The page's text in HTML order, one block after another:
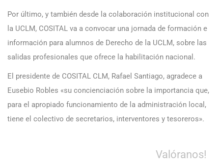
Por último, y también desde la colaboración institucional con
la UCLM, COSITAL va a convocar una jornada de formación e
información para alumnos de Derecho de la UCLM, sobre las
salidas profesionales que ofrece la habilitación nacional.
El presidente de COSITAL CLM, Rafael Santiago, agradece a
Eusebio Robles «su concienciación sobre la importancia que,
para el apropiado funcionamiento de la administración local,
tiene el colectivo de secretarios, interventores y tesoreros».
Valóranos!